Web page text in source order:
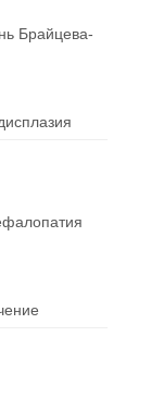
Брайцева-